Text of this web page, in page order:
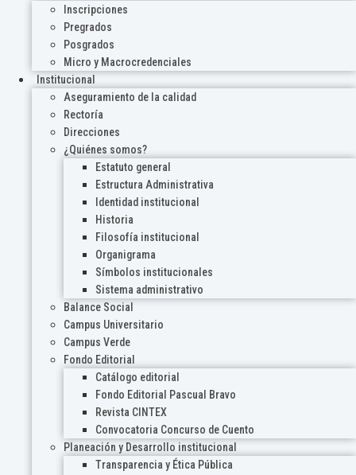
Inscripciones
Pregrados
Posgrados
Micro y Macrocredenciales
Institucional
Aseguramiento de la calidad
Rectoría
Direcciones
¿Quiénes somos?
Estatuto general
Estructura Administrativa
Identidad institucional
Historia
Filosofía institucional
Organigrama
Símbolos institucionales
Sistema administrativo
Balance Social
Campus Universitario
Campus Verde
Fondo Editorial
Catálogo editorial
Fondo Editorial Pascual Bravo
Revista CINTEX
Convocatoria Concurso de Cuento
Planeación y Desarrollo institucional
Transparencia y Ética Pública